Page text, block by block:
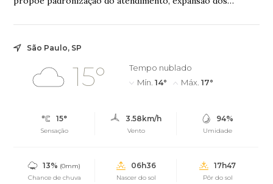
São Paulo, SP
15°
Tempo nublado
Mín. 14° Máx. 17°
15°
Sensação
3.58km/h
Vento
94%
Umidade
13% (0mm)
Chance de chuva
06h36
Nascer do sol
17h47
Pôr do sol